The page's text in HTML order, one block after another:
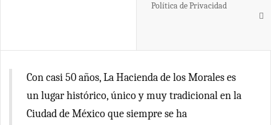
Política de Privacidad
Con casi 50 años, La Hacienda de los Morales es
un lugar histórico, único y muy tradicional en la
Ciudad de México que siempre se ha